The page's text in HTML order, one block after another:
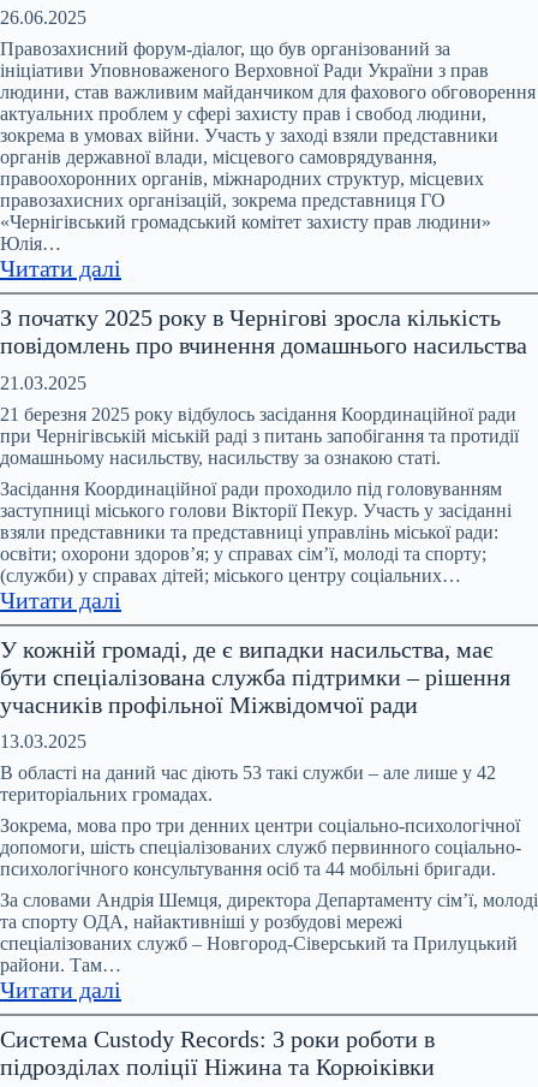
з
питань
запобігання
та
протидії
домашньому
насильству
та
торгівлі
людьми
при
26.06.2025
Правозахисний форум-діалог, що був організований за
ініціативи Уповноваженого Верховної Ради України з прав
людини, став важливим майданчиком для фахового обговорення
актуальних проблем у сфері захисту прав і свобод людини,
зокрема в умовах війни. Участь у заході взяли представники
органів державної влади, місцевого самоврядування,
правоохоронних органів, міжнародних структур, місцевих
правозахисних організацій, зокрема представниця ГО
«Чернігівський громадський комітет захисту прав людини»
Юлія…
Читати далі
В
Чернігові
відбувся
«На
захисті
прав
людини:
стан,
дії,
виклики.
Чернігівщина»
З початку 2025 року в Чернігові зросла кількість
повідомлень про вчинення домашнього насильства
21.03.2025
21 березня 2025 року відбулось засідання Координаційної ради
при Чернігівській міській раді з питань запобігання та протидії
домашньому насильству, насильству за ознакою статі.
Засідання Координаційної ради проходило під головуванням
заступниці міського голови Вікторії Пекур. Участь у засіданні
взяли представники та представниці управлінь міської ради:
освіти; охорони здоров’я; у справах сім’ї, молоді та спорту;
(служби) у справах дітей; міського центру соціальних…
Читати далі
З
початку
2025
року
Чернігові
зросла
кількість
повідомлень
про
вчинення
домашнього
насильства
У кожній громаді, де є випадки насильства, має
бути спеціалізована служба підтримки – рішення
учасників профільної Міжвідомчої ради
13.03.2025
В області на даний час діють 53 такі служби – але лише у 42
територіальних громадах.
Зокрема, мова про три денних центри соціально-психологічної
допомоги, шість спеціалізованих служб первинного соціально-
психологічного консультування осіб та 44 мобільні бригади.
За словами Андрія Шемця, директора Департаменту сім’ї, молоді
та спорту ОДА, найактивніші у розбудові мережі
спеціалізованих служб – Новгород-Сіверський та Прилуцький
райони. Там…
Читати далі
У
кожній
громаді,
Система Custody Records: 3 роки роботи в
підрозділах поліції Ніжина та Корюіківки